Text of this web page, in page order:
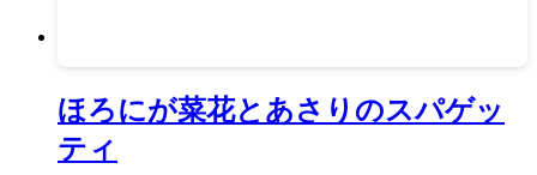
ほろにが菜花とあさりのスパゲッ
ティ